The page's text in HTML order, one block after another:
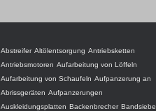
Abstreifer Altölentsorgung Antriebsketten
Antriebsmotoren Aufarbeitung von Löffeln
Aufarbeitung von Schaufeln Aufpanzerung an
Abrissgeräten Aufpanzerungen
Auskleidungsplatten Backenbrecher Bandsiebe